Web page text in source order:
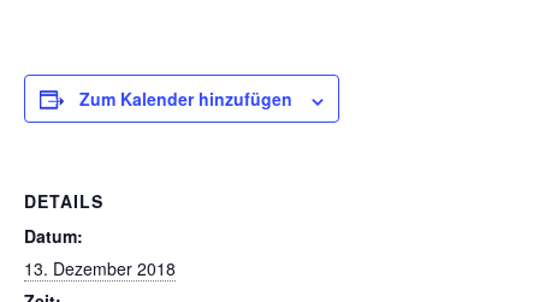
Zum Kalender hinzufügen
DETAILS
Datum:
13. Dezember 2018